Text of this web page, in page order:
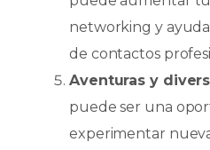
networking y
de contactos
Aventuras y
puede ser una
experimentar